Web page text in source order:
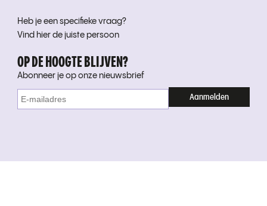
Heb je een specifieke vraag?
Vind hier de juiste persoon
OP DE HOOGTE BLIJVEN?
Abonneer je op onze nieuwsbrief